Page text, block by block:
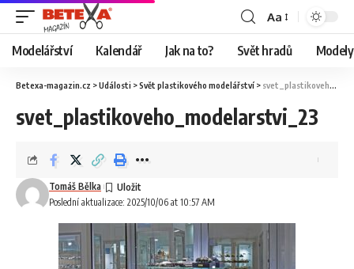
Aa
Modelářství Kalendář Jak na to? Svět hradů
Betexa-magazin.cz >Události >Svět plastikového modelářství > svet_plastikoveho_modelarstvi_23
svet_plastikoveho_modelarstvi_23
Poslední aktualizace: 2025/10/06 at 10:57 AM
Tomáš Bělka